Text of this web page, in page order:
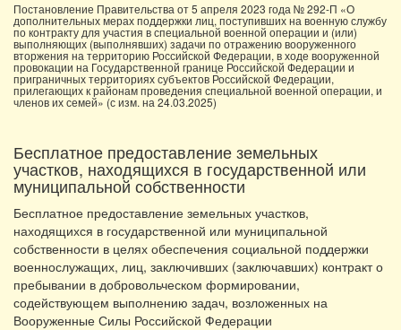
Постановление Правительства от 5 апреля 2023 года № 292-П «О
дополнительных мерах поддержки лиц, поступивших на военную службу
по контракту для участия в специальной военной операции и (или)
выполняющих (выполнявших) задачи по отражению вооруженного
вторжения на территорию Российской Федерации, в ходе вооруженной
провокации на Государственной границе Российской Федерации и
приграничных территориях субъектов Российской Федерации,
прилегающих к районам проведения специальной военной операции, и
членов их семей» (с изм. на 24.03.2025)
Бесплатное предоставление земельных
участков, находящихся в государственной или
муниципальной собственности
Бесплатное предоставление земельных участков,
находящихся в государственной или муниципальной
собственности в целях обеспечения социальной поддержки
военнослужащих, лиц, заключивших (заключавших) контракт о
пребывании в добровольческом формировании,
содействующем выполнению задач, возложенных на
Вооруженные Силы Российской Федерации